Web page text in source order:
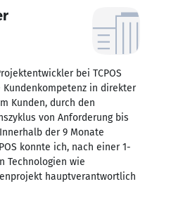
bei TCPOS
in direkter
Kunden, durch den
von Anforderung bis
der 9 Monate
konnte ich, nach einer 1-
Technologien wie
hauptverantwortlich